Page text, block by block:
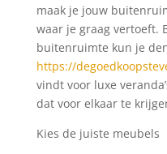
maak je jouw
waar je graag vertoeft.
buitenruimte kun je
https://
vindt voor luxe
dat voor elkaar te
Kies de juiste meubels